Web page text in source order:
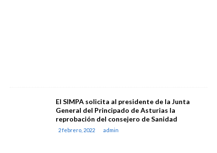
El SIMPA solicita al presidente de la Junta
General del Principado de Asturias la
reprobación del consejero de Sanidad
2 febrero, 2022 admin